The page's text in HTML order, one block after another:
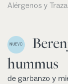
Alérgenos y
NUEVO
hummus
de garbanzo y